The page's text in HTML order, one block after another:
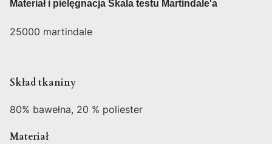
Materiał i pielęgnacja Skala testu Martindale'a
25000 martindale
Skład tkaniny
80% bawełna, 20 % poliester
Materiał